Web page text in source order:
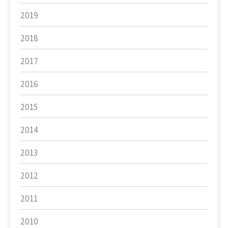
2019
2018
2017
2016
2015
2014
2013
2012
2011
2010